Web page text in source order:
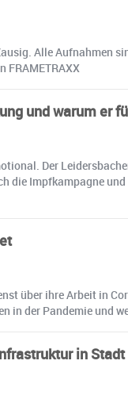
Alle
FRAMETRAXX
und warum er
Der
die Impfkampagne
über ihre Arbeit in
in der Pandemie und
in